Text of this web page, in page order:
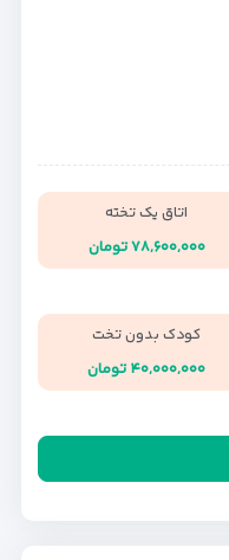
اتاق یک تخته
۷۸,۶۰۰,۰۰۰ تومان
کودک بدون تخت
۴۰,۰۰۰,۰۰۰ تومان